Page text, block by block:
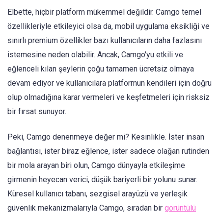
Elbette, hiçbir platform mükemmel değildir. Camgo temel
özellikleriyle etkileyici olsa da, mobil uygulama eksikliği ve
sınırlı premium özellikler bazı kullanıcıların daha fazlasını
istemesine neden olabilir. Ancak, Camgo'yu etkili ve
eğlenceli kılan şeylerin çoğu tamamen ücretsiz olmaya
devam ediyor ve kullanıcılara platformun kendileri için doğru
olup olmadığına karar vermeleri ve keşfetmeleri için risksiz
bir fırsat sunuyor.
Peki, Camgo denenmeye değer mi? Kesinlikle. İster insan
bağlantısı, ister biraz eğlence, ister sadece olağan rutinden
bir mola arayan biri olun, Camgo dünyayla etkileşime
girmenin heyecan verici, düşük bariyerli bir yolunu sunar.
Küresel kullanıcı tabanı, sezgisel arayüzü ve yerleşik
güvenlik mekanizmalarıyla Camgo, sıradan bir görüntülü